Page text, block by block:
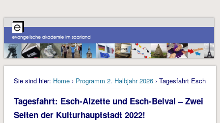
Sie sind hier: Home› Programm 2. Halbjahr 2026› Tagesfahrt Esch
Tagesfahrt: Esch-Alzette und Esch-Belval – Zwei
Seiten der Kulturhauptstadt 2022!